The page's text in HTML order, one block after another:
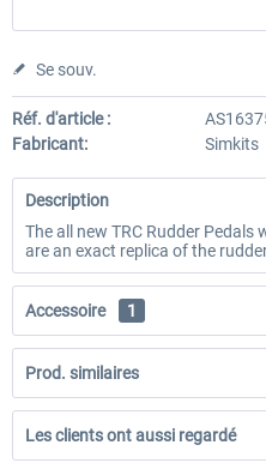
Se souv.
Réf. d'article :
Fabricant:
Simkits
Description
The all new TRC Rudder
are an exact replica of the
Accessoire 1
Prod. similaires
Les clients ont aussi regardé